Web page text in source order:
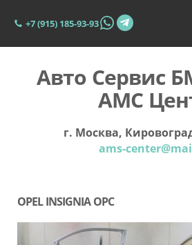
+7 (915) 185-93-93
Авто Сервис
АМС
г. Москва,
ams-
OPEL INSIGNIA OPC